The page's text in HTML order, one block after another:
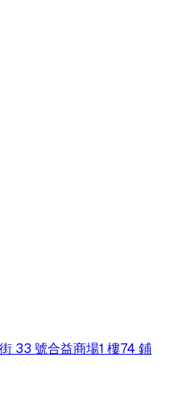
33 號合益商場1 樓74 鋪